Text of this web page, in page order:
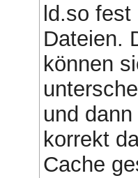
ld.so
Dateien.
können
und dann
korrekt
Cache